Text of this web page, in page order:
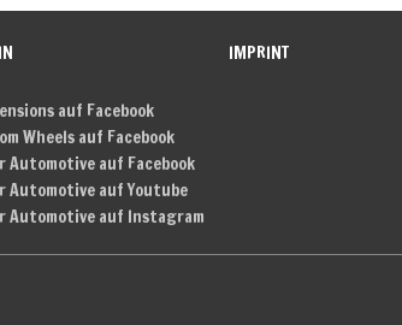
auf Facebook
Wheels auf Facebook
Automotive auf Facebook
Automotive auf Youtube
Automotive auf Instagram
IMPRINT